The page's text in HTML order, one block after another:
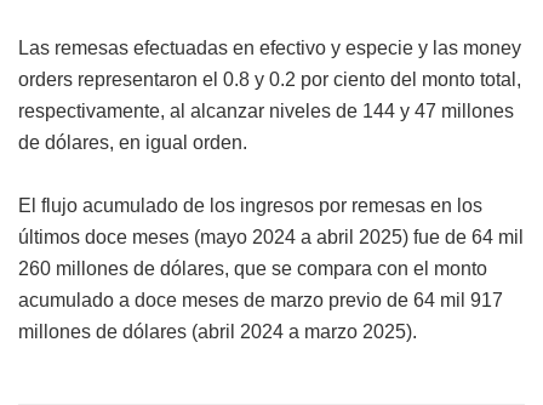
Las remesas efectuadas en efectivo y especie y las money
orders representaron el 0.8 y 0.2 por ciento del monto total,
respectivamente, al alcanzar niveles de 144 y 47 millones
de dólares, en igual orden.
El flujo acumulado de los ingresos por remesas en los
últimos doce meses (mayo 2024 a abril 2025) fue de 64 mil
260 millones de dólares, que se compara con el monto
acumulado a doce meses de marzo previo de 64 mil 917
millones de dólares (abril 2024 a marzo 2025).